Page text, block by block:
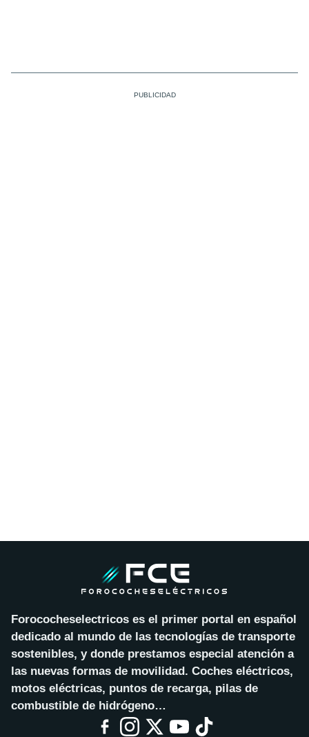
Forococheselectricos es el primer portal en español
dedicado al mundo de las tecnologías de transporte
sostenibles, y donde prestamos especial atención a
las nuevas formas de movilidad. Coches eléctricos,
motos eléctricas, puntos de recarga, pilas de
combustible de hidrógeno…